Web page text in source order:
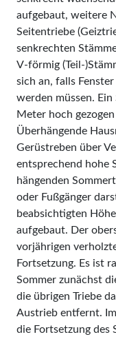
aufgebaut, weitere
Seitentriebe
senkrechten
V-förmig (Teil-
sich an, falls
werden müssen.
Meter hoch
Überhängende
Gerüstreben über
entsprechend hohe
hängenden
oder Fußgänger
beabsichtigten
aufgebaut. Der
vorjährigen
Fortsetzung. Es ist
Sommer zunächst
die übrigen Triebe
Austrieb entfernt.
die Fortsetzung des